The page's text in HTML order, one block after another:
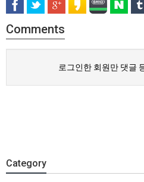
Comments
로그인한 회원만 댓글
Category